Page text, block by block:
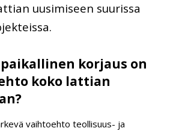
uusimiseen suurissa
korjaus on
koko lattian
vaihtoehto teollisuus- ja